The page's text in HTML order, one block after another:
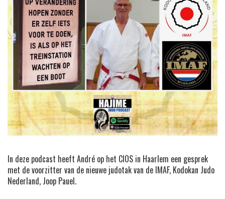
In deze podcast heeft André op het CIOS in Haarlem een gesprek
met de voorzitter van de nieuwe judotak van de IMAF, Kodokan Judo
Nederland, Joop Pauel.